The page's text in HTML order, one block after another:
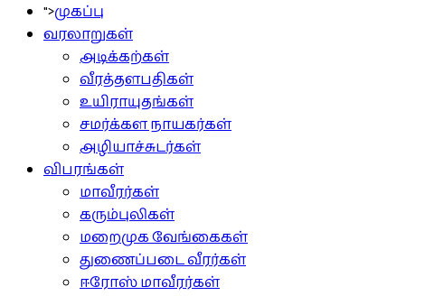
">முகப்பு
வரலாறுகள்
அடிக்கற்கள்
வீரத்தளபதிகள்
உயிராயுதங்கள்
சமர்க்கள நாயகர்கள்
அழியாச்சுடர்கள்
விபரங்கள்
மாவீரர்கள்
கரும்புலிகள்
மறைமுக வேங்கைகள்
துணைப்படை வீரர்கள்
ஈரோஸ் மாவீரர்கள்